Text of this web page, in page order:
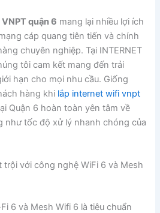
quận 6 mang lại nhiều lợi ích
cáp quang tiên tiến và chính
chuyên nghiệp. Tại INTERNET
tôi cam kết mang đến trải
hạn cho mọi nhu cầu. Giống
hàng khi lắp internet wifi vnpt
Quận 6 hoàn toàn yên tâm về
như tốc độ xử lý nhanh chóng của
trội với công nghệ WiFi 6 và Mesh
6 và Mesh Wifi 6 là tiêu chuẩn